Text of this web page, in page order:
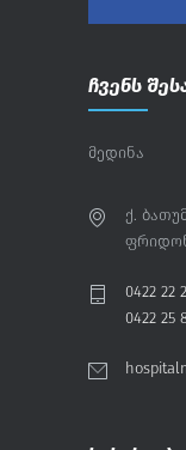
ჩვენს
მედინა
ქ.
ფრიდონ
0422 22
0422 25